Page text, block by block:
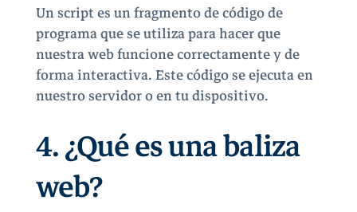
Un script es un fragmento de código de
programa que se utiliza para hacer que
nuestra web funcione correctamente y de
forma interactiva. Este código se ejecuta en
nuestro servidor o en tu dispositivo.
4. ¿Qué es una baliza
web?